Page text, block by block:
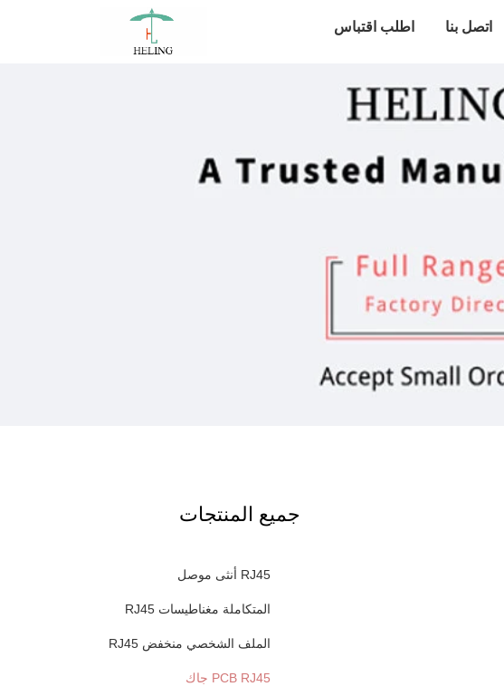
اتصل بنا اطلب اقتباس
جميع المنتجات
RJ45 أنثى موصل
المتكاملة مغناطيسات RJ45
الملف الشخصي منخفض RJ45
PCB RJ45 جاك